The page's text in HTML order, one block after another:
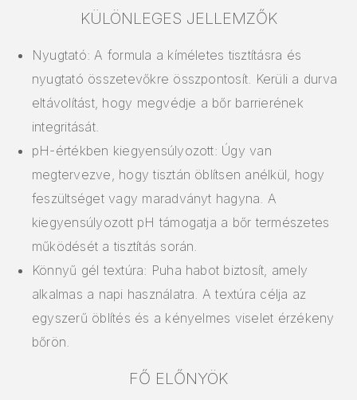
KÜLÖNLEGES JELLEMZŐK
Nyugtató: A formula a kíméletes tisztításra és
nyugtató összetevőkre összpontosít. Kerüli a durva
eltávolítást, hogy megvédje a bőr barrierének
integritását.
pH-értékben kiegyensúlyozott: Úgy van
megtervezve, hogy tisztán öblítsen anélkül, hogy
feszültséget vagy maradványt hagyna. A
kiegyensúlyozott pH támogatja a bőr természetes
működését a tisztítás során.
Könnyű gél textúra: Puha habot biztosít, amely
alkalmas a napi használatra. A textúra célja az
egyszerű öblítés és a kényelmes viselet érzékeny
bőrön.
FŐ ELŐNYÖK